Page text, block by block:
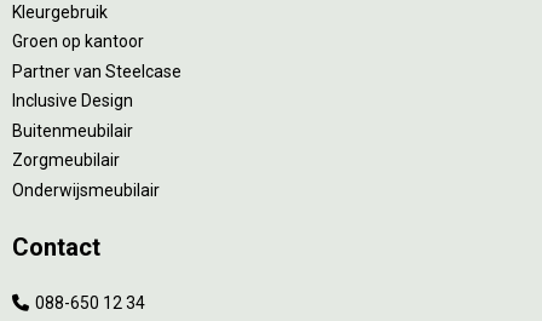
Kleurgebruik
Groen op kantoor
Partner van Steelcase
Inclusive Design
Buitenmeubilair
Zorgmeubilair
Onderwijsmeubilair
Contact
088-650 12 34